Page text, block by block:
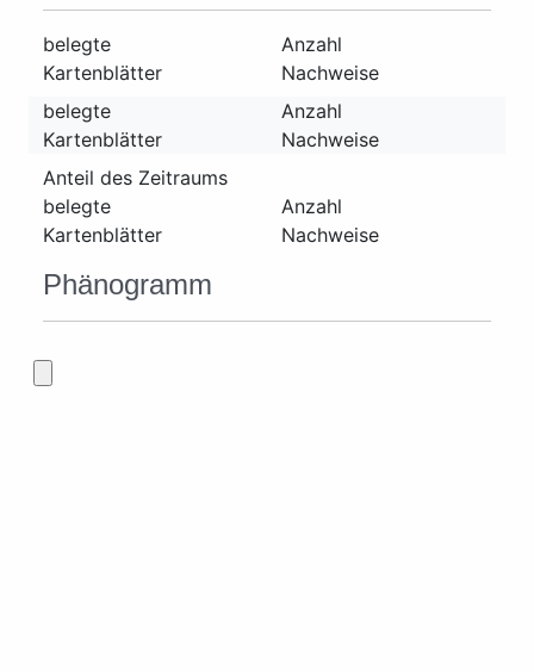
belegte
Kartenblätter
Anzahl
Nachweise
belegte
Kartenblätter
Anzahl
Nachweise
Anteil des Zeitraums
belegte
Kartenblätter
Anzahl
Nachweise
Phänogramm